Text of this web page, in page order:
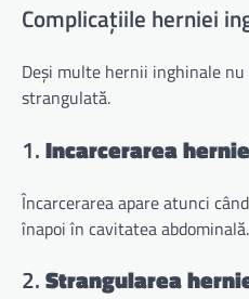
Complicațiile herniei
Deși multe hernii inghinale
strangulată.
1.Incarcerarea
Încarcerarea apare atunci
înapoi în cavitatea
2.Strangularea